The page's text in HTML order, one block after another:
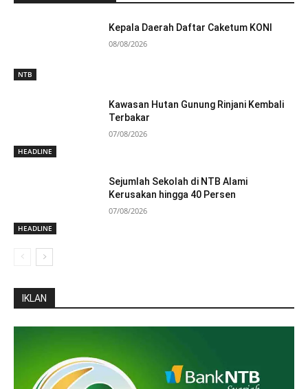
NTB
Kepala Daerah Daftar Caketum KONI
08/08/2026
HEADLINE
Kawasan Hutan Gunung Rinjani Kembali
Terbakar
07/08/2026
HEADLINE
Sejumlah Sekolah di NTB Alami
Kerusakan hingga 40 Persen
07/08/2026
IKLAN